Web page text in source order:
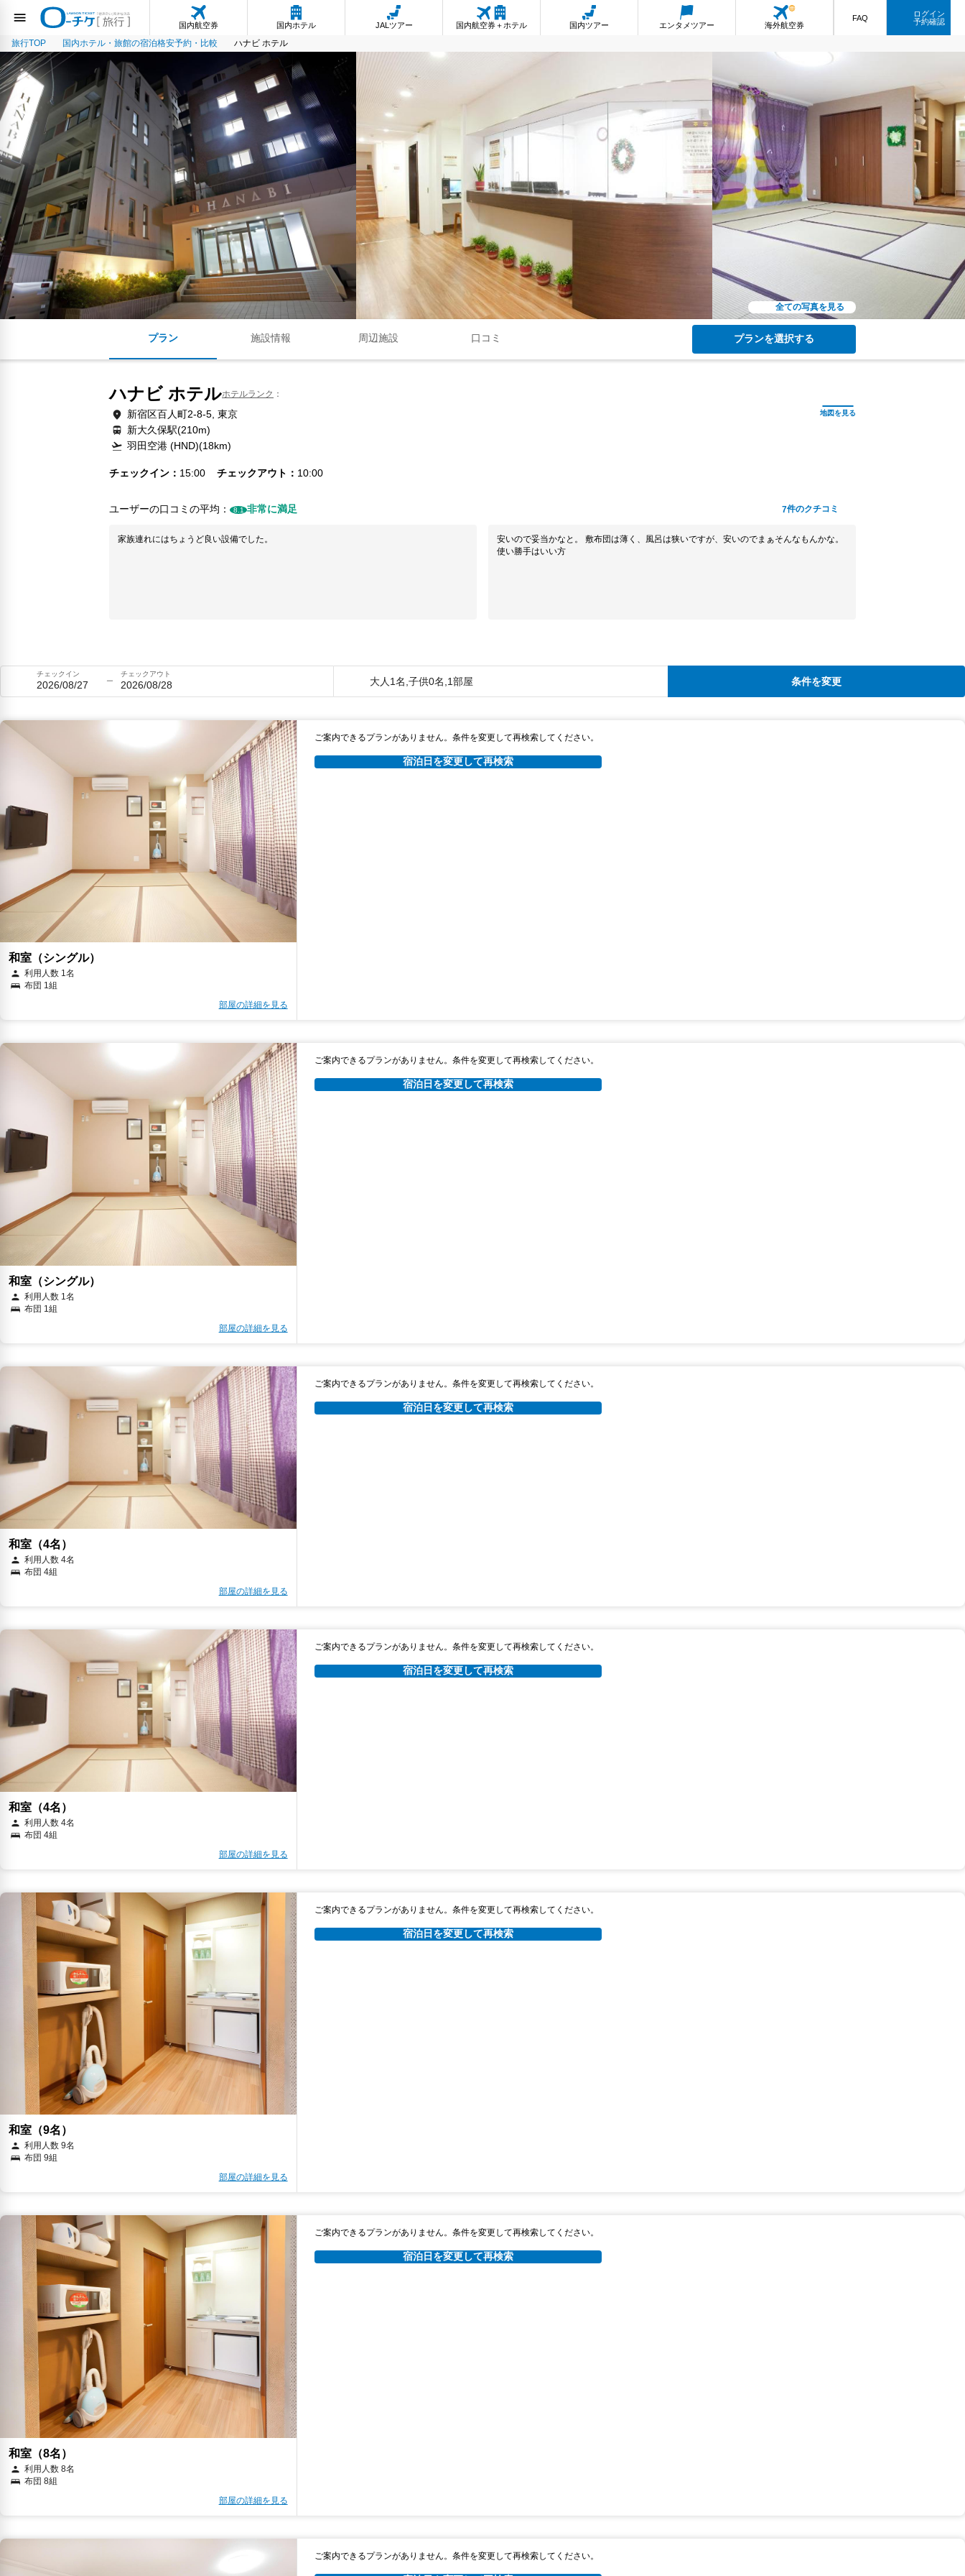
国内航空券 国内ホテル JALツアー 国内航空券＋ホテル 国内ツアー エンタメツアー 海外航空券
FAQ
ログイン
予約確認
旅行TOP 国内ホテル・旅館の宿泊格安予約・比較 ハナビ ホテル
全ての写真を見る
プラン 施設情報 周辺施設 口コミ プランを選択する
ハナビ ホテルホテルランク
新宿区百人町2-8-5, 東京
新大久保駅(210m)
羽田空港 (HND)(18km)
チェックイン 15:00 チェックアウト 10:00
ユーザーの口コミの平均： 8.1 非常に満足 7件のクチコミ
家族連れにはちょうど良い設備でした。
安いので妥当かなと。 敷布団は薄く、風呂は狭いですが、安いのでまぁそんなもんかな。
使い勝手はいい方
チェックイン
2026/08/27
チェックアウト
2026/08/28 大人1名,子供0名,1部屋 条件を変更
和室（シングル）
利用人数 1名
布団 1組
部屋の詳細を見る
ご案内できるプランがありません。条件を変更して再検索してください。
宿泊日を変更して再検索
和室（シングル）
利用人数 1名
布団 1組
部屋の詳細を見る
ご案内できるプランがありません。条件を変更して再検索してください。
宿泊日を変更して再検索
和室（4名）
利用人数 4名
布団 4組
部屋の詳細を見る
ご案内できるプランがありません。条件を変更して再検索してください。
宿泊日を変更して再検索
和室（4名）
利用人数 4名
布団 4組
部屋の詳細を見る
ご案内できるプランがありません。条件を変更して再検索してください。
宿泊日を変更して再検索
和室（9名）
利用人数 9名
布団 9組
部屋の詳細を見る
ご案内できるプランがありません。条件を変更して再検索してください。
宿泊日を変更して再検索
和室（8名）
利用人数 8名
布団 8組
部屋の詳細を見る
ご案内できるプランがありません。条件を変更して再検索してください。
宿泊日を変更して再検索
ご案内できるプランがありません。条件を変更して再検索してください。